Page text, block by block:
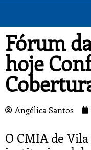
Fórum
hoje
Angélica Santos
O CMIA de